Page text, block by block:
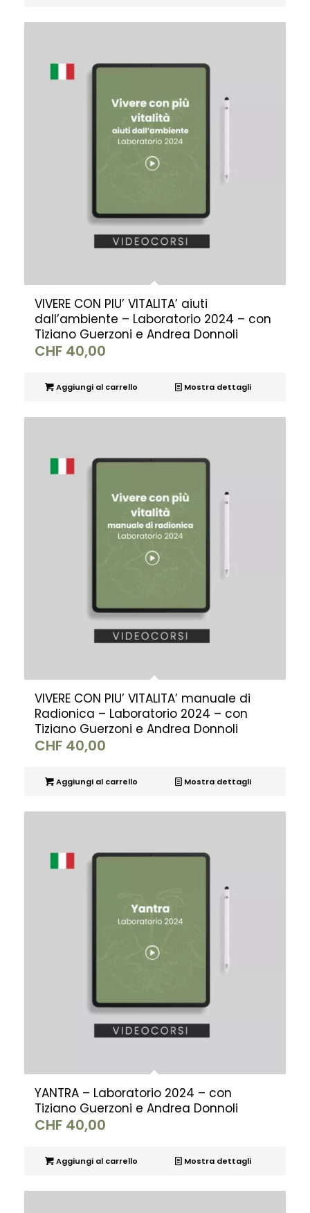
VIVERE CON PIU’ VITALITA’ aiuti
dall’ambiente – Laboratorio 2024 – con
Tiziano Guerzoni e Andrea Donnoli
CHF40,00
Aggiungi al carrello Mostra dettagli
VIVERE CON PIU’ VITALITA’ manuale di
Radionica – Laboratorio 2024 – con
Tiziano Guerzoni e Andrea Donnoli
CHF40,00
Aggiungi al carrello Mostra dettagli
YANTRA – Laboratorio 2024 – con
Tiziano Guerzoni e Andrea Donnoli
CHF40,00
Aggiungi al carrello Mostra dettagli